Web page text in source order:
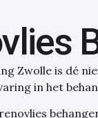
Zwolle is dé
in het